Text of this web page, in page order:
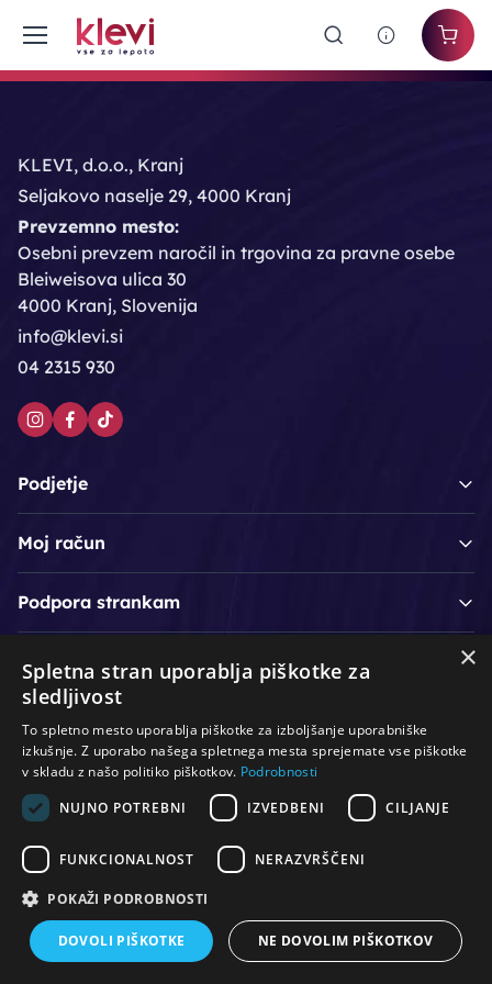
KLEVI, d.o.o., Kranj
Seljakovo naselje 29, 4000 Kranj
Prevzemno mesto:
Osebni prevzem naročil in trgovina za pravne osebe
Bleiweisova ulica 30
4000 Kranj, Slovenija
info@klevi.si
04 2315 930
Podjetje
Moj račun
Podpora strankam
Lasje & nega las Roke & nohti /
Oprema za salone / Čistoča & zaščita / Ostalo
×
Spletna stran uporablja piškotke za
sledljivost
To spletno mesto uporablja piškotke za izboljšanje uporabniške
izkušnje. Z uporabo našega spletnega mesta sprejemate vse piškotke
v skladu z našo politiko piškotkov. Podrobnosti
NUJNO POTREBNI
IZVEDBENI CILJANJE
FUNKCIONALNOST NERAZVRŠČENI
POKAŽI PODROBNOSTI
DOVOLI PIŠKOTKE NE DOVOLIM PIŠKOTKOV